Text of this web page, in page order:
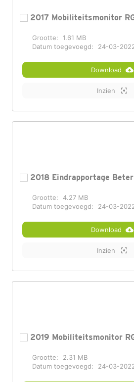
2017 Mobiliteitsmonitor
Grootte:
1.61 MB
Datum toegevoegd:
24-03-
Download
Inzien
2018 Eindrapportage
Grootte:
4.27 MB
Datum toegevoegd:
24-03-
Download
Inzien
2019 Mobiliteitsmonitor
Grootte:
2.31 MB
Datum toegevoegd:
24-03-